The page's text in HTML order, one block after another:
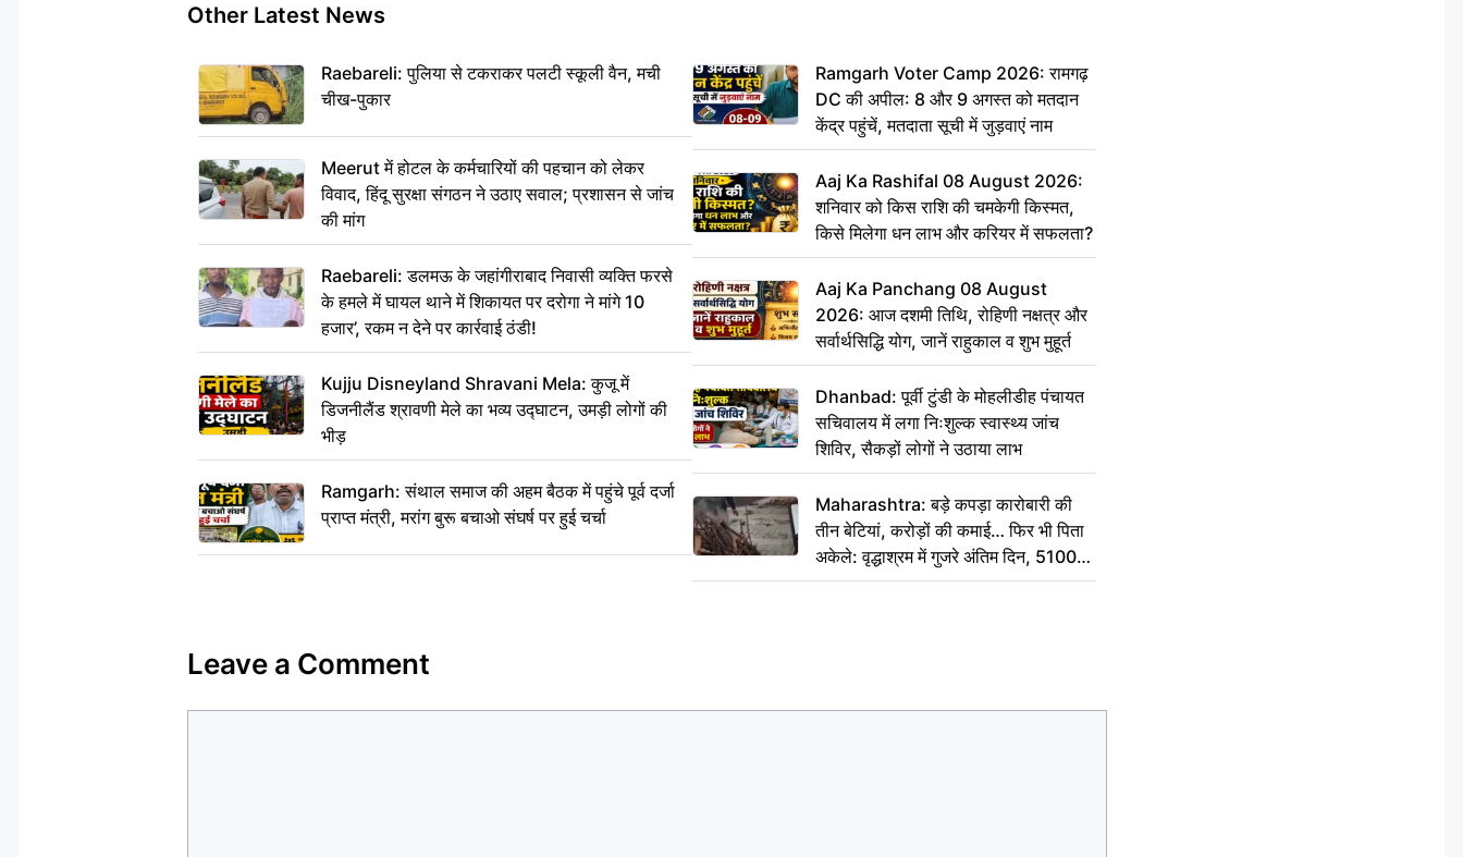
Other Latest News
Raebareli: पुलिया से टकराकर पलटी स्कूली वैन, मची
चीख-पुकार
Meerut में होटल के कर्मचारियों की पहचान को लेकर
विवाद, हिंदू सुरक्षा संगठन ने उठाए सवाल; प्रशासन से जांच
की मांग
Raebareli: डलमऊ के जहांगीराबाद निवासी व्यक्ति फरसे
के हमले में घायल थाने में शिकायत पर दरोगा ने मांगे 10
हजार’, रकम न देने पर कार्रवाई ठंडी!
Kujju Disneyland Shravani Mela: कुजू में
डिजनीलैंड श्रावणी मेले का भव्य उद्घाटन, उमड़ी लोगों की
भीड़
Ramgarh: संथाल समाज की अहम बैठक में पहुंचे पूर्व दर्जा
प्राप्त मंत्री, मरांग बुरू बचाओ संघर्ष पर हुई चर्चा
Ramgarh Voter Camp 2026: रामगढ़
DC की अपील: 8 और 9 अगस्त को मतदान
केंद्र पहुंचें, मतदाता सूची में जुड़वाएं नाम
Aaj Ka Rashifal 08 August 2026:
शनिवार को किस राशि की चमकेगी किस्मत,
किसे मिलेगा धन लाभ और करियर में सफलता?
Aaj Ka Panchang 08 August
2026: आज दशमी तिथि, रोहिणी नक्षत्र और
सर्वार्थसिद्धि योग, जानें राहुकाल व शुभ मुहूर्त
Dhanbad: पूर्वी टुंडी के मोहलीडीह पंचायत
सचिवालय में लगा निःशुल्क स्वास्थ्य जांच
शिविर, सैकड़ों लोगों ने उठाया लाभ
Maharashtra: बड़े कपड़ा कारोबारी की
तीन बेटियां, करोड़ों की कमाई… फिर भी पिता
अकेले: वृद्धाश्रम में गुजरे अंतिम दिन, 5100
रुपये भेजकर कहा– अंतिम संस्कार कर दीजिए
Leave a Comment